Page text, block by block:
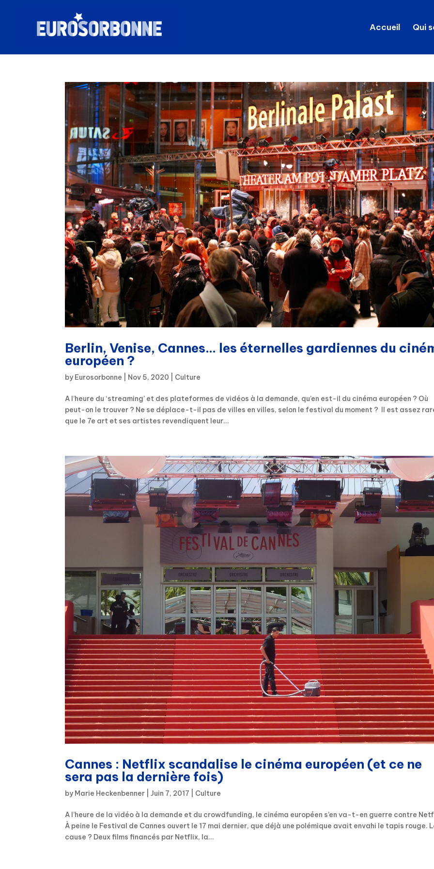
Accueil Qui
Berlin, Venise, Cannes… les éternelles gardiennes du
européen ?
by Eurosorbonne Nov 5, 2020 Culture
A l’heure du ‘streaming’ et des plateformes de vidéos à la demande, qu’en est-il du cinéma européen ? Où
peut-on le trouver ? Ne se déplace-t-il pas de villes en villes, selon le festival du moment ? Il est assez
que le 7e art et ses artistes revendiquent leur...
Cannes : Netflix scandalise le cinéma européen (et ce ne
sera pas la dernière fois)
by Marie Heckenbenner |Juin 7, 2017 Culture
A l’heure de la vidéo à la demande et du crowdfunding, le cinéma européen s’en va-t-en guerre contre
À peine le Festival de Cannes ouvert le 17 mai dernier, que déjà une polémique avait envahi le tapis rouge.
cause ? Deux films financés par Netflix, la...